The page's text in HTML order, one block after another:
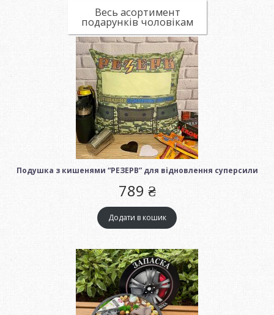
Весь асортимент
подарунків чоловікам
Подушка з кишенями “РЕЗЕРВ” для відновлення суперсили
789 ₴
Додати в кошик